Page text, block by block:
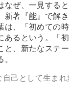
ぜ、一見する
新著『能 』で解
、「初めての
るという。「
、新たなステ
己として生ま